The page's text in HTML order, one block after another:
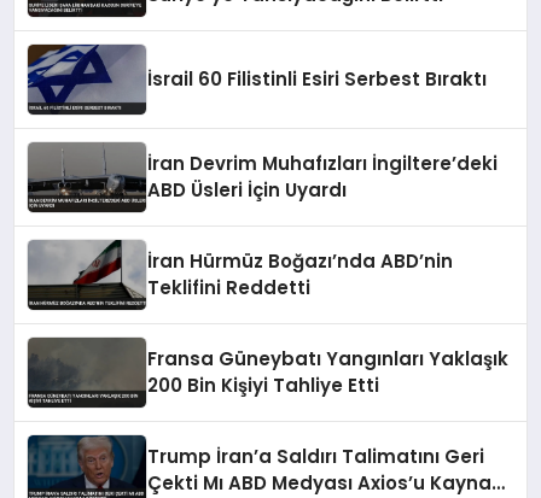
İsrail 60 Filistinli Esiri Serbest Bıraktı
İran Devrim Muhafızları İngiltere’deki
ABD Üsleri İçin Uyardı
İran Hürmüz Boğazı’nda ABD’nin
Teklifini Reddetti
Fransa Güneybatı Yangınları Yaklaşık
200 Bin Kişiyi Tahliye Etti
Trump İran’a Saldırı Talimatını Geri
Çekti Mı ABD Medyası Axios’u Kaynak